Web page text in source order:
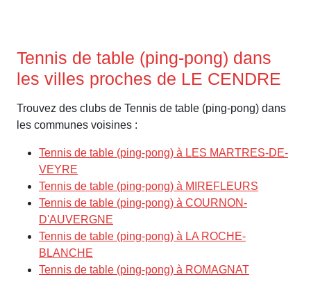
Tennis de table (ping-pong) dans
les villes proches de LE CENDRE
Trouvez des clubs de Tennis de table (ping-pong) dans
les communes voisines :
Tennis de table (ping-pong) à LES MARTRES-DE-
VEYRE
Tennis de table (ping-pong) à MIREFLEURS
Tennis de table (ping-pong) à COURNON-
D'AUVERGNE
Tennis de table (ping-pong) à LA ROCHE-
BLANCHE
Tennis de table (ping-pong) à ROMAGNAT